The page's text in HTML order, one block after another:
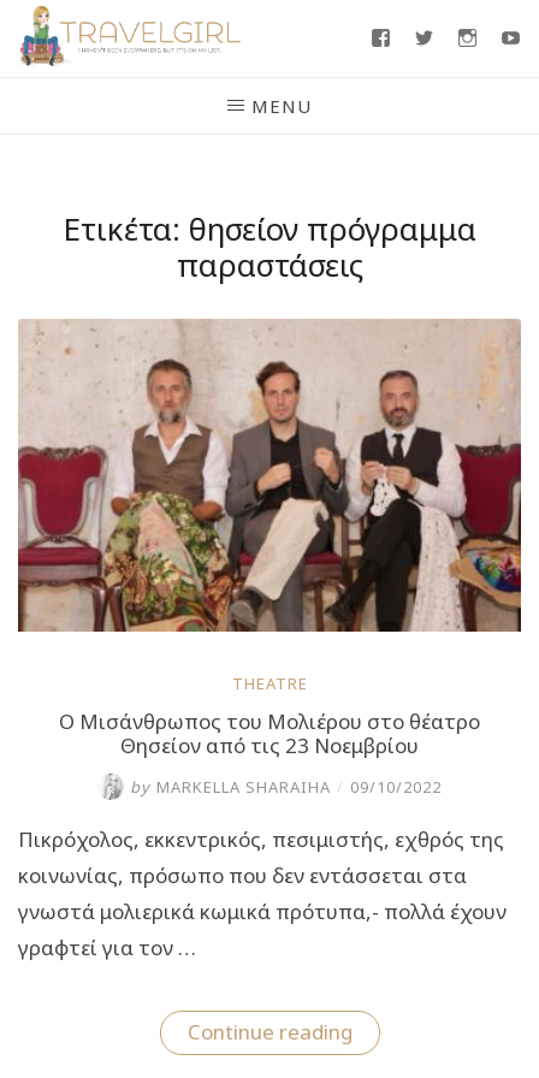
Skip
FacebookTwitter
MENU
Ετικέτα: θησείον πρόγραμμα
παραστάσεις
THEATRE
Ο Μισάνθρωπος του Μολιέρου στο θέατρο
Θησείον από τις 23 Νοεμβρίου
by MARKELLA SHARAIHA / 09/10/2022
Πικρόχολος, εκκεντρικός, πεσιμιστής, εχθρός της
κοινωνίας, πρόσωπο που δεν εντάσσεται στα
γνωστά μολιερικά κωμικά πρότυπα,- πολλά έχουν
γραφτεί για τον …
Continue reading“Ο
Μισάνθρωπος